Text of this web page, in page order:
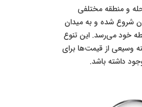
و منطقه مختلفی
شروع شده و به میدان
خود می‌رسد. این تنوع
وسیعی از قیمت‌ها برای
داشته باشد.